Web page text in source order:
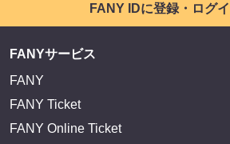
FANY IDに登録・ログ
FANYサービス
FANY
FANY Ticket
FANY Online Ticket